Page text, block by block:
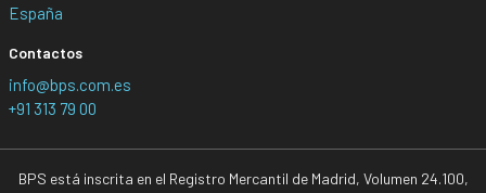
España
Contactos
info@bps.com.es
+91 313 79 00
BPS está inscrita en el Registro Mercantil de Madrid, Volumen 24.100,